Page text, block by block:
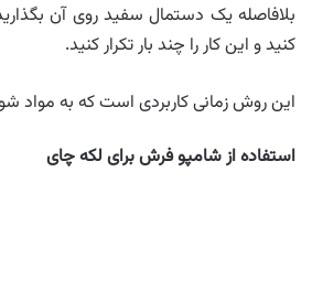
بلافاصله یک دستمال سفید روی آن
کنید و این کار را چند بار تکرار کنید.
این روش زمانی کاربردی است که به مواد
استفاده از شامپو فرش برای لکه چای